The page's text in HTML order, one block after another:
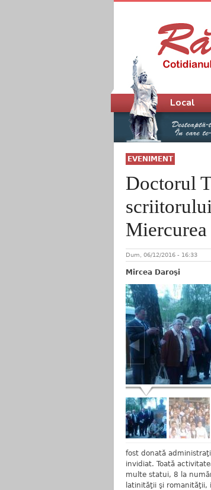
EVENIMENT
Doctorul
Dum, 06/12/2016 - 16:33
Mircea Daroşi
fost donată
invidiat. Toată
multe statui, 8 la
latinităţii şi romanităţii,
Meniu principal
Local